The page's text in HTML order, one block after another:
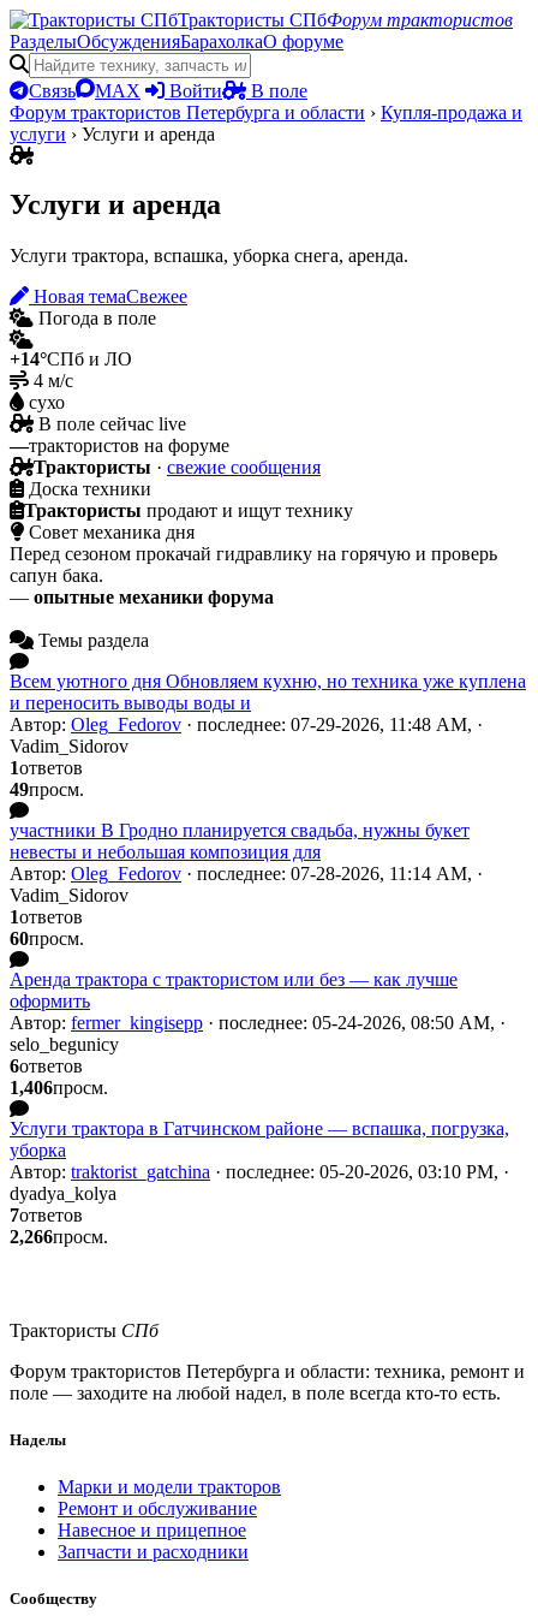
Трактористы СПбФорум трактористов
РазделыОбсужденияБарахолкаО форуме
Связь MAX Войти
В поле
Форум трактористов Петербурга и области › Купля-продажа и
услуги › Услуги и аренда
Услуги и аренда
Услуги трактора, вспашка, уборка снега, аренда.
Новая темаСвежее
Погода в поле
+14°СПб и ЛО
4 м/с
сухо
В поле сейчас live
—трактористов на форуме
Трактористы · свежие сообщения
Доска техники
Трактористы продают и ищут технику
Совет механика дня
Перед сезоном прокачай гидравлику на горячую и проверь
сапун бака.
— опытные механики форума
Темы раздела
Всем уютного дня Обновляем кухню, но техника уже куплена
и переносить выводы воды и
Автор: Oleg_Fedorov · последнее: 07-29-2026, 11:48 AM, ·
Vadim_Sidorov
1ответов
49просм.
участники В Гродно планируется свадьба, нужны букет
невесты и небольшая композиция для
Автор: Oleg_Fedorov · последнее: 07-28-2026, 11:14 AM, ·
Vadim_Sidorov
1ответов
60просм.
Аренда трактора с трактористом или без — как лучше
оформить
Автор: fermer_kingisepp · последнее: 05-24-2026, 08:50 AM, ·
selo_begunicy
6ответов
1,406просм.
Услуги трактора в Гатчинском районе — вспашка, погрузка,
уборка
Автор: traktorist_gatchina · последнее: 05-20-2026, 03:10 PM, ·
dyadya_kolya
7ответов
2,266просм.
Трактористы СПб
Форум трактористов Петербурга и области: техника, ремонт и
поле — заходите на любой надел, в поле всегда кто-то есть.
Наделы
Марки и модели тракторов
Ремонт и обслуживание
Навесное и прицепное
Запчасти и расходники
Сообществу